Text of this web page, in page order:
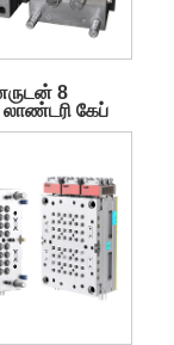
8
லாண்டரி கேப்